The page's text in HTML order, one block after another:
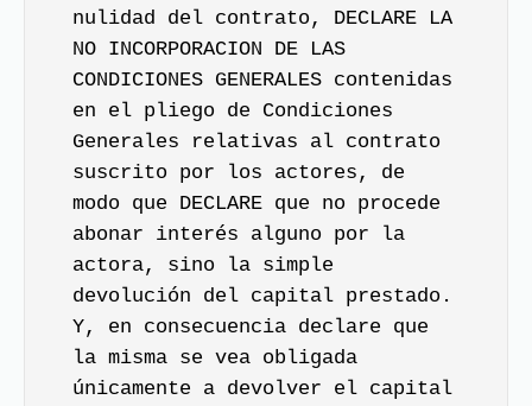
nulidad del contrato, DECLARE LA
NO INCORPORACION DE LAS
CONDICIONES GENERALES contenidas
en el pliego de Condiciones
Generales relativas al contrato
suscrito por los actores, de
modo que DECLARE que no procede
abonar interés alguno por la
actora, sino la simple
devolución del capital prestado.
Y, en consecuencia declare que
la misma se vea obligada
únicamente a devolver el capital